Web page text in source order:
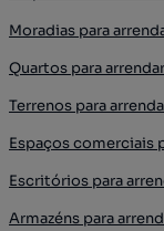
Moradias para
Quartos para
Terrenos para
Espaços comerciais
Escritórios para
Armazéns para